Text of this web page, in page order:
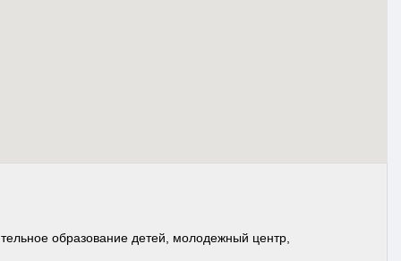
образование детей, молодежный центр,